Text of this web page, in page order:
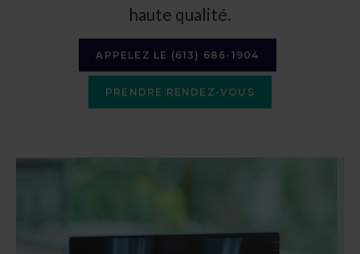
haute qualité.
APPELEZ LE (613) 686-1904
PRENDRE RENDEZ-VOUS